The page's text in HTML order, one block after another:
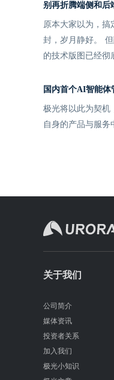
别再折腾端侧和
原本大家以为，
封，岁月静好。
的技术版图已经彻
国内首个AI智能
极光将以此为契机
自身的产品与服
关于我们
公司简介
媒体资讯
投资者关系
加入我们
极光小知识